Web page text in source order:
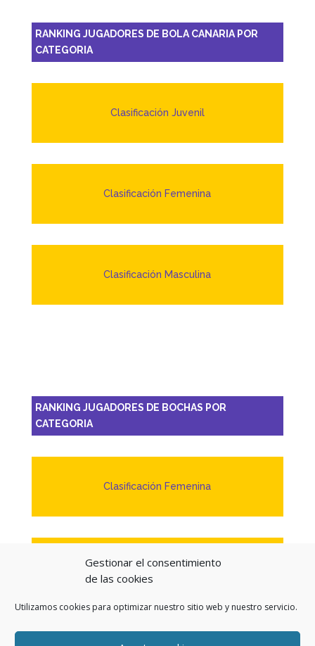
Gestionar el consentimiento
de las cookies
Utilizamos cookies para optimizar nuestro sitio web y nuestro servicio.
RANKING JUGADORES DE BOLA CANARIA POR
CATEGORIA
Clasificación Juvenil
Clasificación Femenina
Clasificación Masculina
RANKING JUGADORES DE BOCHAS POR
CATEGORIA
Clasificación Femenina
Clasificación Masculina